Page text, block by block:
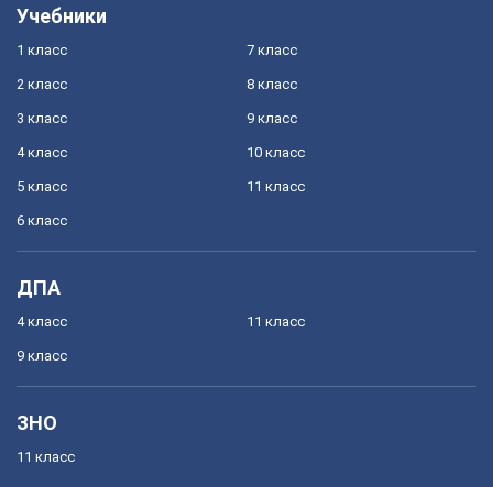
Учебники
1 класс
2 класс
3 класс
4 класс
5 класс
6 класс
7 класс
8 класс
9 класс
10 класс
11 класс
ДПА
4 класс
9 класс
11 класс
ЗНО
11 класс